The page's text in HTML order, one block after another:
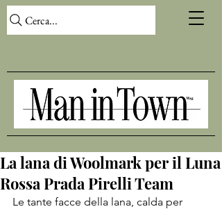
Cerca...
La lana di Woolmark per il Luna
Rossa Prada Pirelli Team
Le tante facce della lana, calda per